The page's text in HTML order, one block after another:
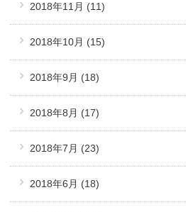
2018年11月 (11)
2018年10月 (15)
2018年9月 (18)
2018年8月 (17)
2018年7月 (23)
2018年6月 (18)